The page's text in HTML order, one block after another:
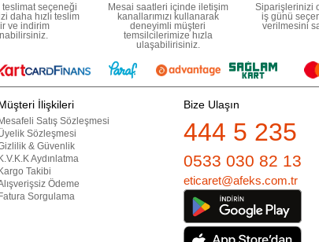
teslimat seçeneği
daha hızlı teslim
ve indirim
Mesai saatleri içinde iletişim
kanallarımızı kullanarak
deneyimli müşteri
temsilcilerimize hızla
ulaşabilirisiniz.
Siparişlerinizi
iş günü
verilmesini
İlişkileri
Mesafeli Satış Sözleşmesi
Sözleşmesi
& Güvenlik
K.V.K.K Aydınlatma
Kargo Takibi
Ödeme
Fatura Sorgulama
Bize Ulaşın
444 5 235
0533 030 82 13
eticaret@afeks.com.tr